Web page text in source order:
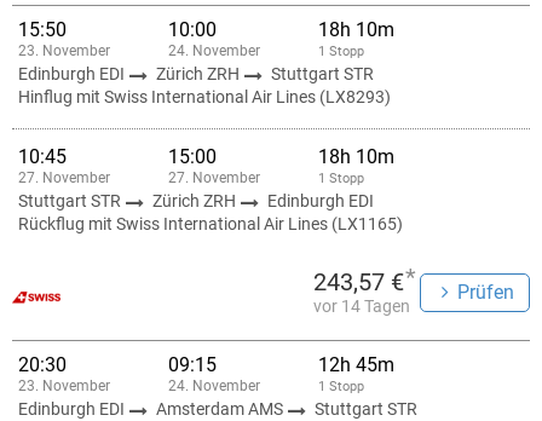
15:50
23. November
10:00
24. November
18h 10m
1 Stopp
Edinburgh EDI Zürich ZRH
Stuttgart STR
Hinflug mit Swiss International Air Lines (LX8293)
10:45
27. November
15:00
27. November
18h 10m
1 Stopp
Stuttgart STR Zürich ZRH
Edinburgh EDI
Rückflug mit Swiss International Air Lines (LX1165)
243,57 €*
vor 14 Tagen
Prüfen
20:30
23. November
09:15
24. November
12h 45m
1 Stopp
Edinburgh EDI Amsterdam AMS
Stuttgart STR